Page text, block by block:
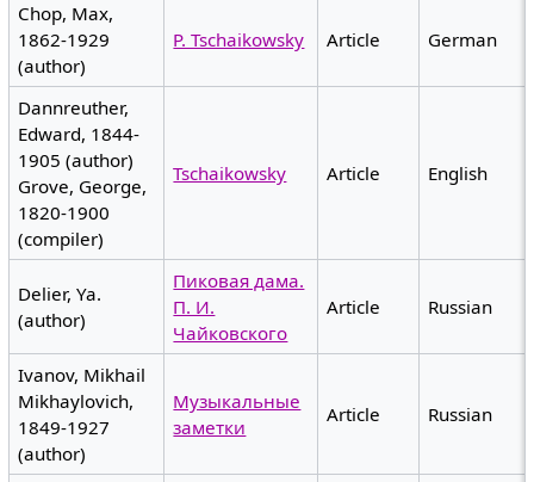
Chop, Max,
1862-1929
(author)
P. Tschaikowsky Article German
Dannreuther,
Edward, 1844-
1905 (author)
Grove, George,
1820-1900
(compiler)
Tschaikowsky Article English
Delier, Ya.
(author)
Пиковая дама.
П. И.
Чайковского
Article Russian
Ivanov, Mikhail
Mikhaylovich,
1849-1927
(author)
Музыкальные
заметки
Article Russian